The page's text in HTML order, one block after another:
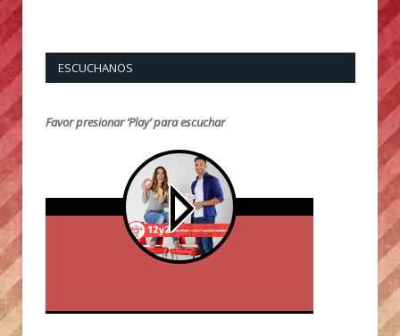
ESCUCHANOS
Favor presionar ‘Play’ para escuchar